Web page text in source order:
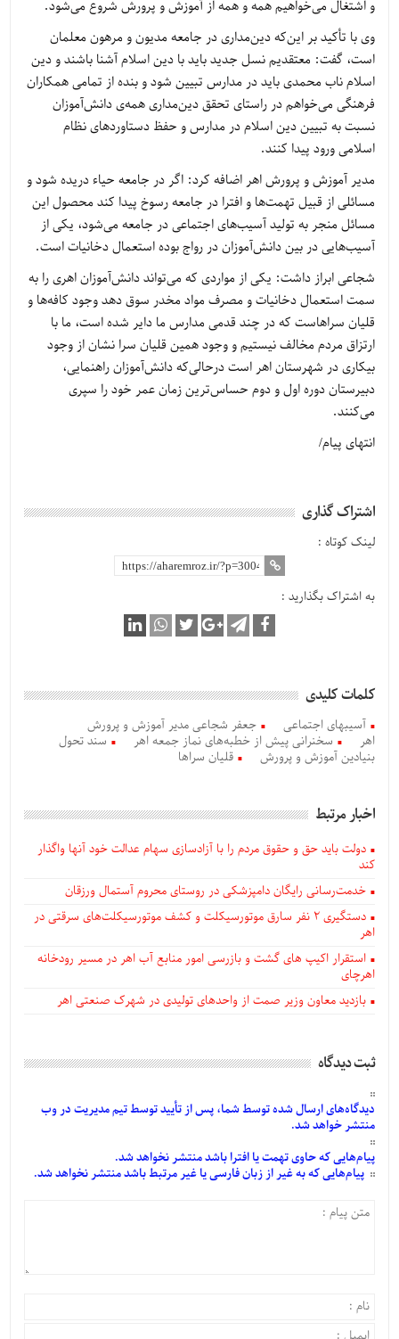
و اشتغال می‌خواهیم همه و همه از آموزش و پرورش شروع می‌شود.
وی با تأکید بر این‌که دین‌مداری در جامعه مدیون و مرهون معلمان
است، گفت: معتقدیم نسل جدید باید با دین اسلام آشنا باشند و دین
اسلام ناب محمدی باید در مدارس تبیین شود و بنده از تمامی همکاران
فرهنگی می‌خواهم در راستای تحقق دین‌مداری همه‌ی دانش‌آموزان
نسبت به تبیین دین اسلام در مدارس و حفظ دستاوردهای نظام
اسلامی ورود پیدا کنند.
مدیر آموزش و پرورش اهر اضافه کرد: اگر در جامعه حیاء دریده شود و
مسائلی از قبیل تهمت‌ها و افترا در جامعه رسوخ پیدا کند محصول این
مسائل منجر به تولید آسیب‌های اجتماعی در جامعه می‌شود، یکی از
آسیب‌هایی در بین دانش‌آموزان در رواج بوده استعمال دخانیات است.
شجاعی ابراز داشت: یکی از مواردی که می‌تواند دانش‌آموزان اهری را به
سمت استعمال دخانیات و مصرف مواد مخدر سوق دهد وجود کافه‌ها و
قلیان سراهاست که در چند قدمی مدارس ما دایر شده است، ما با
ارتزاق مردم مخالف نیستیم و وجود همین قلیان سرا نشان از وجود
بیکاری در شهرستان اهر است درحالی‌که دانش‌آموزان راهنمایی،
دبیرستان دوره اول و دوم حساس‌ترین زمان عمر خود را سپری
می‌کنند.
انتهای پیام/
اشتراک گذاری
لینک کوتاه :
به اشتراک بگذارید :
کلمات کلیدی
آسیبهای اجتماعی
جعفر شجاعی مدیر آموزش و پرورش
اهر
سخنرانی پیش از خطبه‌های نماز جمعه اهر
سند تحول
بنیادین آموزش و پرورش
قلیان سراها
اخبار مرتبط
دولت باید حق و حقوق مردم را با آزادسازی سهام عدالت خود آنها واگذار
کند
خدمت‌رسانی رایگان دامپزشکی در روستای محروم آستمال ورزقان
دستگيری ۲ نفر سارق موتورسیکلت و کشف موتورسیکلت‌های سرقتی در
اهر
استقرار اکیپ های گشت و بازرسی امور منابع آب اهر در مسیر رودخانه
اهرچای
بازدید معاون وزیر صمت از واحدهای تولیدی در شهرک صنعتی اهر
ثبت دیدگاه
دیدگاه‌هایارسالشدهتوسط شما، پس ازتأییدتوسط تیم مدیریت در وب
منتشر خواهد شد.
پیام‌هاییکه حاوی تهمت یا افترا باشد منتشر نخواهد شد.
پیام‌هاییکه به غیر از زبان فارسی یا غیر مرتبط باشد منتشر نخواهد شد.